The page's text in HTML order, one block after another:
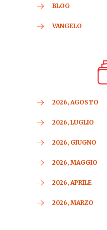
BLOG
VANGELO
2026, AGOSTO
2026, LUGLIO
2026, GIUGNO
2026, MAGGIO
2026, APRILE
2026, MARZO